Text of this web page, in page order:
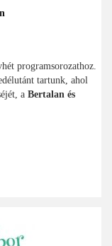
programsorozathoz.
tartunk, ahol
a Bertalan és